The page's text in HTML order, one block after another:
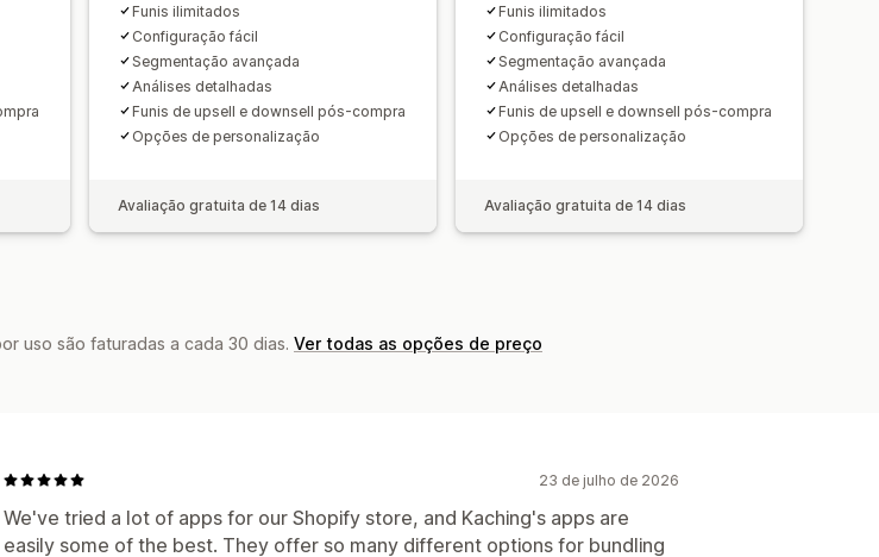
Funis ilimitados
Configuração fácil
Segmentação avançada
Análises detalhadas
Funis de upsell e downsell pós-compra
Opções de personalização
Avaliação gratuita de 14 dias
Funis ilimitados
Configuração fácil
Segmentação avançada
Análises detalhadas
Funis de upsell e downsell pós-compra
Opções de personalização
Avaliação gratuita de 14 dias
uso são faturadas a cada 30 dias. Ver todas as opções de preço
23 de julho de 2026
We've tried a lot of apps for our Shopify store, and Kaching's apps are
easily some of the best. They offer so many different options for bundling